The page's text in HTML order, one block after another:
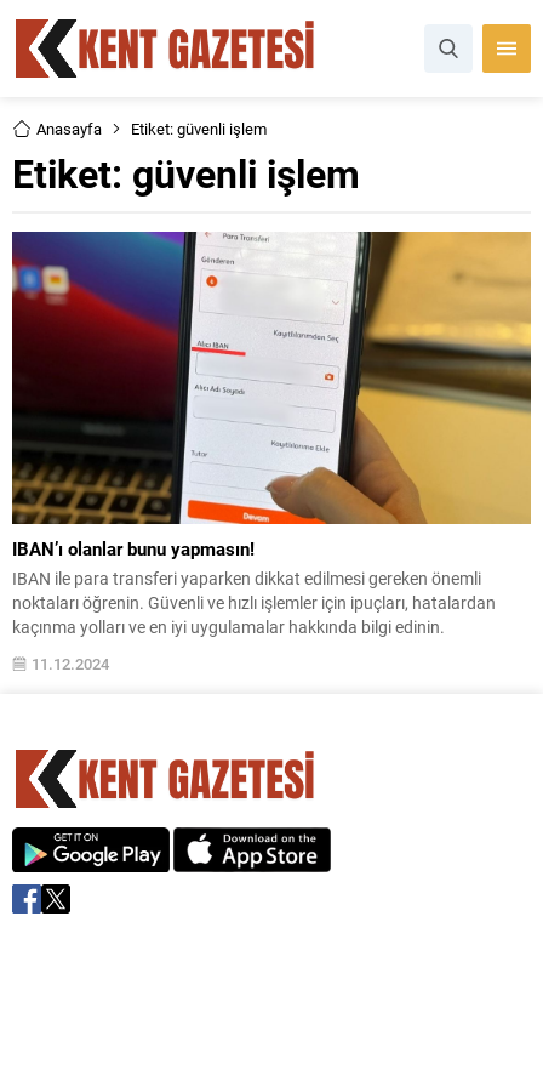
Anasayfa Etiket: güvenli işlem
Etiket: güvenli işlem
IBAN’ı olanlar bunu yapmasın!
IBAN ile para transferi yaparken dikkat edilmesi gereken önemli
noktaları öğrenin. Güvenli ve hızlı işlemler için ipuçları, hatalardan
kaçınma yolları ve en iyi uygulamalar hakkında bilgi edinin.
11.12.2024